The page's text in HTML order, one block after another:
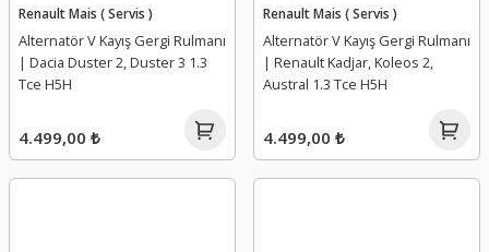
Renault Mais ( Servis )
Alternatör V Kayış Gergi Rulmanı
| Dacia Duster 2, Duster 3 1.3
Tce H5H
4.499,00 ₺
Renault Mais ( Servis )
Alternatör V Kayış Gergi Rulmanı
| Renault Kadjar, Koleos 2,
Austral 1.3 Tce H5H
4.499,00 ₺